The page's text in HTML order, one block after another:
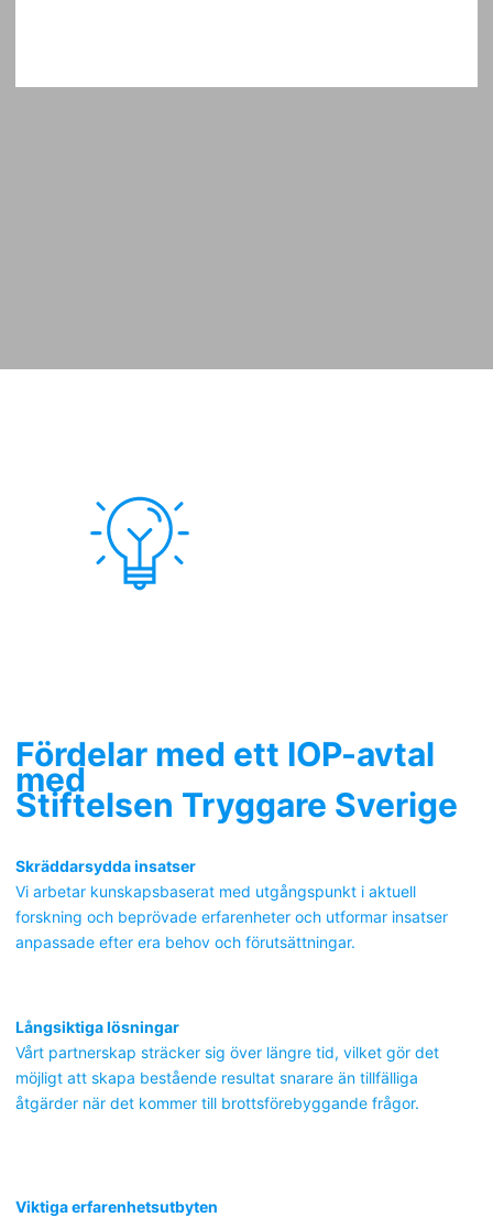
Fördelar med ett IOP-avtal
med
Stiftelsen Tryggare Sverige
Skräddarsydda insatser
Vi arbetar kunskapsbaserat med utgångspunkt i aktuell
forskning och beprövade erfarenheter och utformar insatser
anpassade efter era behov och förutsättningar.
Långsiktiga lösningar
Vårt partnerskap sträcker sig över längre tid, vilket gör det
möjligt att skapa bestående resultat snarare än tillfälliga
åtgärder när det kommer till brottsförebyggande frågor.
Viktiga erfarenhetsutbyten